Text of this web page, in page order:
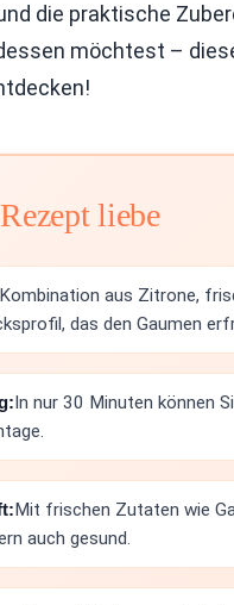
die praktische
möchtest –
liebe
aus Zitrone,
das den Gaumen
In nur 30 Minuten können
Mit frischen Zutaten wie
auch gesund.